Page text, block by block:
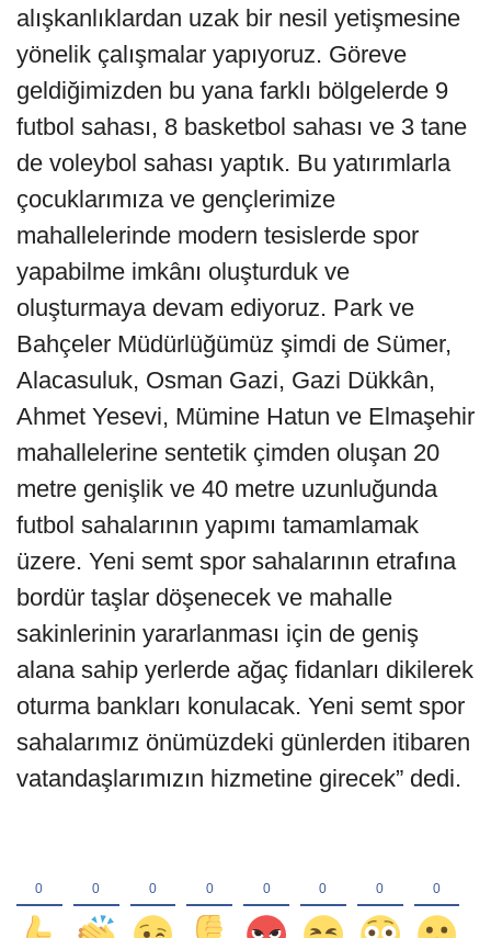
alışkanlıklardan uzak bir nesil yetişmesine
yönelik çalışmalar yapıyoruz. Göreve
geldiğimizden bu yana farklı bölgelerde 9
futbol sahası, 8 basketbol sahası ve 3 tane
de voleybol sahası yaptık. Bu yatırımlarla
çocuklarımıza ve gençlerimize
mahallelerinde modern tesislerde spor
yapabilme imkânı oluşturduk ve
oluşturmaya devam ediyoruz. Park ve
Bahçeler Müdürlüğümüz şimdi de Sümer,
Alacasuluk, Osman Gazi, Gazi Dükkân,
Ahmet Yesevi, Mümine Hatun ve Elmaşehir
mahallelerine sentetik çimden oluşan 20
metre genişlik ve 40 metre uzunluğunda
futbol sahalarının yapımı tamamlamak
üzere. Yeni semt spor sahalarının etrafına
bordür taşlar döşenecek ve mahalle
sakinlerinin yararlanması için de geniş
alana sahip yerlerde ağaç fidanları dikilerek
oturma bankları konulacak. Yeni semt spor
sahalarımız önümüzdeki günlerden itibaren
vatandaşlarımızın hizmetine girecek” dedi.